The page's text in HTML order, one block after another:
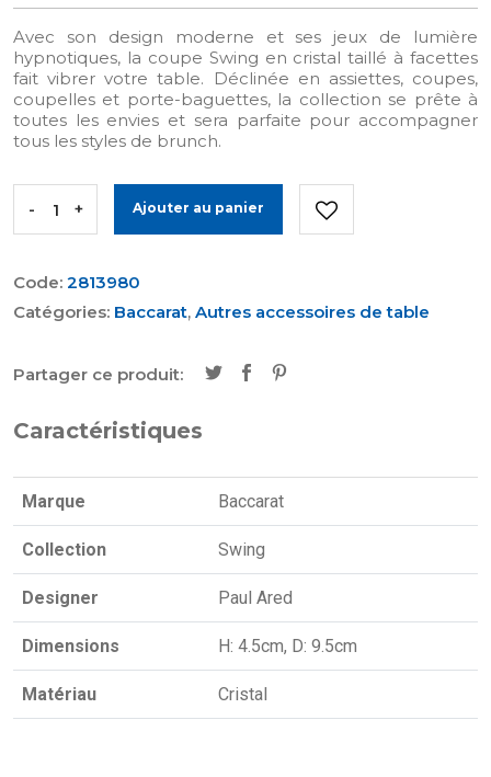
Avec son design moderne et ses jeux de lumière
hypnotiques, la coupe Swing en cristal taillé à facettes
fait vibrer votre table. Déclinée en assiettes, coupes,
coupelles et porte-baguettes, la collection se prête à
toutes les envies et sera parfaite pour accompagner
tous les styles de brunch.
- + Ajouter au panier
Code: 2813980
Catégories: Baccarat, Autres accessoires de table
Partager ce produit:
Caractéristiques
Marque Baccarat
Collection Swing
Designer Paul Ared
Dimensions H: 4.5cm, D: 9.5cm
Matériau Cristal